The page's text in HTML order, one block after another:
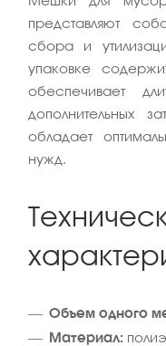
представляют
сбора и
упаковке
обеспечивает
дополнительных
обладает
нужд.
Объем одного
Материал: